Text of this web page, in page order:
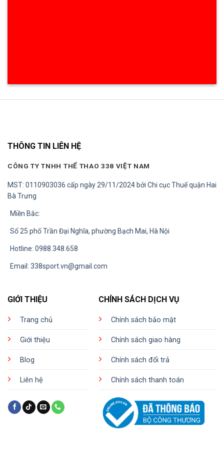
THÔNG TIN LIÊN HỆ
CÔNG TY TNHH THỂ THAO 338 VIỆT NAM
MST: 0110903036 cấp ngày 29/11/2024 bởi Chi cục Thuế quận Hai
Bà Trưng
Miền Bắc:
Số 25 phố Trần Đại Nghĩa, phường Bạch Mai, Hà Nội
Hotline: 0988.348.658
Email: 338sport.vn@gmail.com
GIỚI THIỆU
Trang chủ
Giới thiệu
Blog
Liên hệ
CHÍNH SÁCH DỊCH VỤ
Chính sách bảo mật
Chính sách giao hàng
Chính sách đổi trả
Chính sách thanh toán